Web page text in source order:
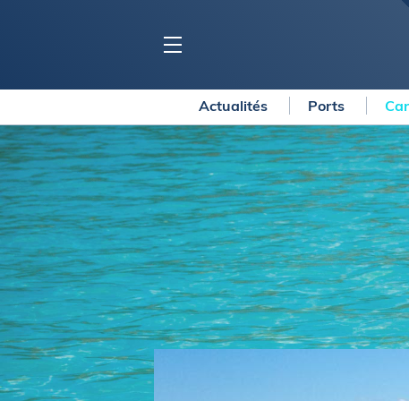
BLOC MARINE
Ports
Carnets de voyage
Dossiers de la rédaction
Collection Bloc Marine
Application Bloc Marine
Règlementation
BATEAUX
La
Actualités Ports